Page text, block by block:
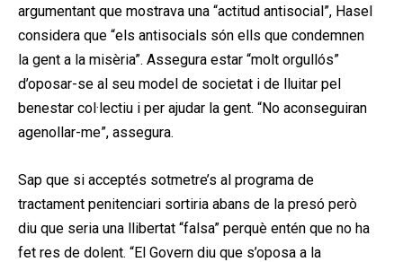
argumentant que mostrava una “actitud antisocial”, Hasel
considera que “els antisocials són ells que condemnen
la gent a la misèria”. Assegura estar “molt orgullós”
d’oposar-se al seu model de societat i de lluitar pel
benestar col·lectiu i per ajudar la gent. “No aconseguiran
agenollar-me”, assegura.
Sap que si acceptés sotmetre’s al programa de
tractament penitenciari sortiria abans de la presó però
diu que seria una llibertat “falsa” perquè entén que no ha
fet res de dolent. “El Govern diu que s’oposa a la